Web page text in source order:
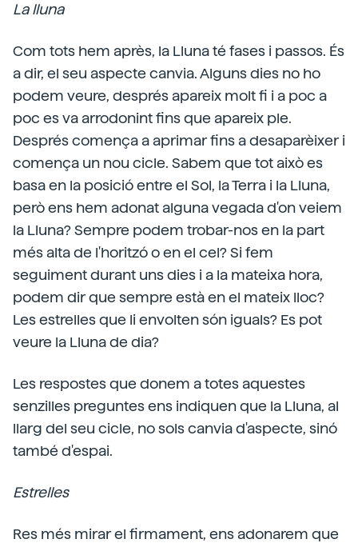
La lluna
Com tots hem après, la Lluna té fases i passos. És
a dir, el seu aspecte canvia. Alguns dies no ho
podem veure, després apareix molt fi i a poc a
poc es va arrodonint fins que apareix ple.
Després comença a aprimar fins a desaparèixer i
comença un nou cicle. Sabem que tot això es
basa en la posició entre el Sol, la Terra i la Lluna,
però ens hem adonat alguna vegada d'on veiem
la Lluna? Sempre podem trobar-nos en la part
més alta de l'horitzó o en el cel? Si fem
seguiment durant uns dies i a la mateixa hora,
podem dir que sempre està en el mateix lloc?
Les estrelles que li envolten són iguals? Es pot
veure la Lluna de dia?
Les respostes que donem a totes aquestes
senzilles preguntes ens indiquen que la Lluna, al
llarg del seu cicle, no sols canvia d'aspecte, sinó
també d'espai.
Estrelles
Res més mirar el firmament, ens adonarem que